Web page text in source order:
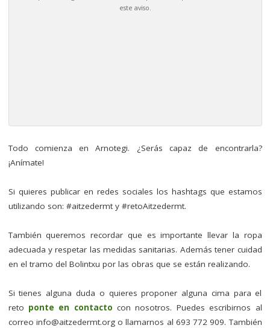
este aviso.
Todo comienza en Arnotegi. ¿Serás capaz de encontrarla?
¡Anímate!
Si quieres publicar en redes sociales los hashtags que estamos
utilizando son: #aitzedermt y #retoAitzedermt.
También queremos recordar que es importante llevar la ropa
adecuada y respetar las medidas sanitarias. Además tener cuidad
en el tramo del Bolintxu por las obras que se están realizando.
Si tienes alguna duda o quieres proponer alguna cima para el
reto ponte en contacto con nosotros. Puedes escribirnos al
correo info@aitzedermt.orgo llamarnos al 693 772 909. También